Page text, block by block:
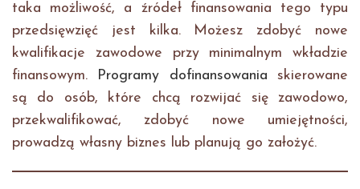
taka możliwość, a źródeł finansowania tego typu
przedsięwzięć jest kilka. Możesz zdobyć nowe
kwalifikacje zawodowe przy minimalnym wkładzie
finansowym. Programy dofinansowania skierowane
są do osób, które chcą rozwijać się zawodowo,
przekwalifikować, zdobyć nowe umiejętności,
prowadzą własny biznes lub planują go założyć.